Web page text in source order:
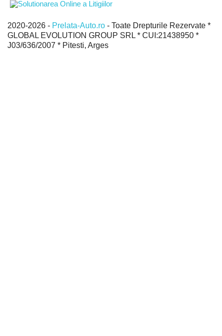
2020-2026 - Prelata-Auto.ro - Toate Drepturile Rezervate *
GLOBAL EVOLUTION GROUP SRL * CUI:21438950 *
J03/636/2007 * Pitesti, Arges